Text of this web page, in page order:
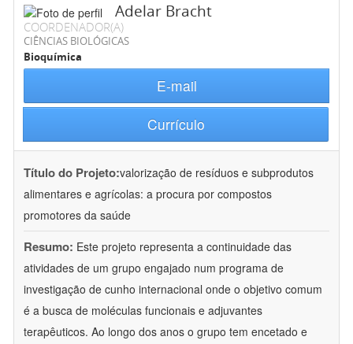
Adelar Bracht
COORDENADOR(A)
CIÊNCIAS BIOLÓGICAS
Bioquímica
E-mail
Currículo
Título do Projeto:valorização de resíduos e subprodutos
alimentares e agrícolas: a procura por compostos
promotores da saúde
Resumo: Este projeto representa a continuidade das
atividades de um grupo engajado num programa de
investigação de cunho internacional onde o objetivo comum
é a busca de moléculas funcionais e adjuvantes
terapêuticos. Ao longo dos anos o grupo tem encetado e